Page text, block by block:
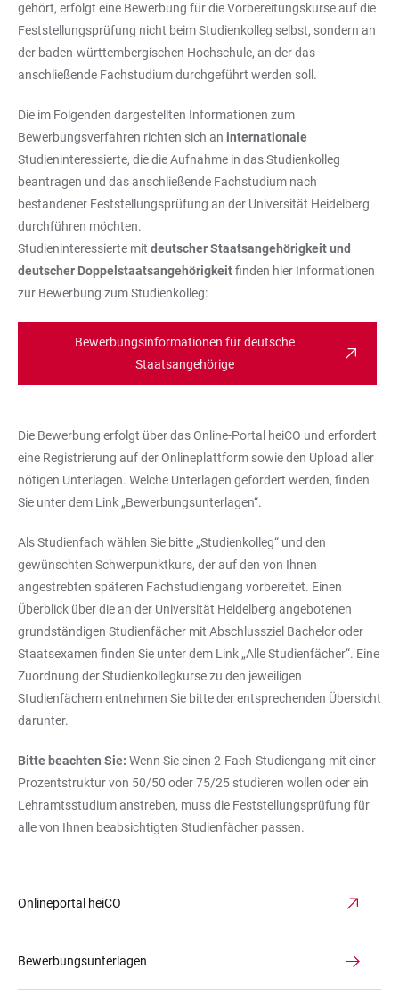
gehört, erfolgt eine Bewerbung für die Vorbereitungskurse auf die
Feststellungsprüfung nicht beim Studienkolleg selbst, sondern an
der baden-württembergischen Hochschule, an der das
anschließende Fachstudium durchgeführt werden soll.
Die im Folgenden dargestellten Informationen zum
Bewerbungsverfahren richten sich an internationale
Studieninteressierte, die die Aufnahme in das Studienkolleg
beantragen und das anschließende Fachstudium nach
bestandener Feststellungsprüfung an der Universität Heidelberg
durchführen möchten.
Studieninteressierte mit deutscher Staatsangehörigkeit und
deutscher Doppelstaatsangehörigkeitfinden hier Informationen
zur Bewerbung zum Studienkolleg:
Bewerbungsinformationen für deutsche
Staatsangehörige
Die Bewerbung erfolgt über das Online-Portal heiCO und erfordert
eine Registrierung auf der Onlineplattform sowie den Upload aller
nötigen Unterlagen. Welche Unterlagen gefordert werden, finden
Sie unter dem Link „Bewerbungsunterlagen“.
Als Studienfach wählen Sie bitte „Studienkolleg“ und den
gewünschten Schwerpunktkurs, der auf den von Ihnen
angestrebten späteren Fachstudiengang vorbereitet. Einen
Überblick über die an der Universität Heidelberg angebotenen
grundständigen Studienfächer mit Abschlussziel Bachelor oder
Staatsexamen finden Sie unter dem Link „Alle Studienfächer“. Eine
Zuordnung der Studienkollegkurse zu den jeweiligen
Studienfächern entnehmen Sie bitte der entsprechenden Übersicht
darunter.
Bitte beachten Sie: Wenn Sie einen 2-Fach-Studiengang mit einer
Prozentstruktur von 50/50 oder 75/25 studieren wollen oder ein
Lehramtsstudium anstreben, muss die Feststellungsprüfung für
alle von Ihnen beabsichtigten Studienfächer passen.
Onlineportal heiCO
Bewerbungsunterlagen